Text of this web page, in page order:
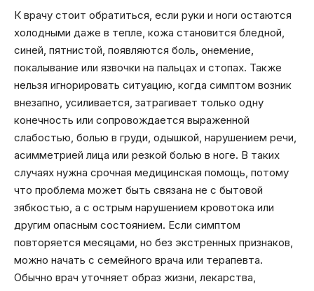
К врачу стоит обратиться, если руки и ноги остаются
холодными даже в тепле, кожа становится бледной,
синей, пятнистой, появляются боль, онемение,
покалывание или язвочки на пальцах и стопах. Также
нельзя игнорировать ситуацию, когда симптом возник
внезапно, усиливается, затрагивает только одну
конечность или сопровождается выраженной
слабостью, болью в груди, одышкой, нарушением речи,
асимметрией лица или резкой болью в ноге. В таких
случаях нужна срочная медицинская помощь, потому
что проблема может быть связана не с бытовой
зябкостью, а с острым нарушением кровотока или
другим опасным состоянием. Если симптом
повторяется месяцами, но без экстренных признаков,
можно начать с семейного врача или терапевта.
Обычно врач уточняет образ жизни, лекарства,